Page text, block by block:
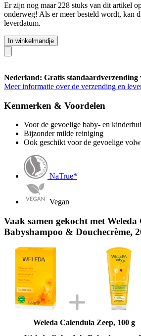
Er zijn nog maar 228 stuks van dit artikel
onderweg! Als er meer besteld wordt, kan
leverdatum.
In winkelmandje
Nederland: Gratis standaardverzending
Meer informatie over de verzending en
Kenmerken & Voordelen
Voor de gevoelige baby- en
Bijzonder milde reiniging
Ook geschikt voor de gevoelige
NaTrue*
Vegan
Vaak samen gekocht met Weleda
Babyshampoo & Douchecrème,
Weleda Calendula Zeep, 100 g